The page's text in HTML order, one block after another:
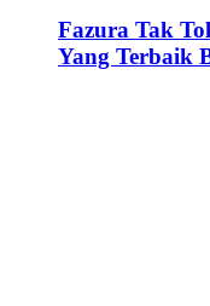
Fazura Tak
Yang Terbaik